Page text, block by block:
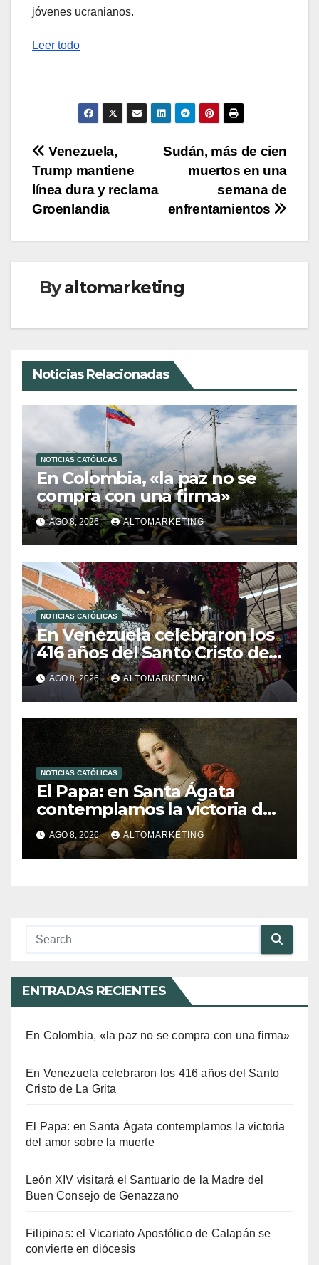
jóvenes ucranianos.
Leer todo
Navegación
de
entradas
Sudán, más de cien
muertos en una
semana de
enfrentamientos
Venezuela,
Trump mantiene
línea dura y reclama
Groenlandia
Byaltomarketing
Noticias Relacionadas
NOTICIAS CATÓLICAS
En Colombia, «la paz no se
compra con una firma»
AGO 8, 2026 ALTOMARKETING
NOTICIAS CATÓLICAS
En Venezuela celebraron los
416 años del Santo Cristo de
La Grita
AGO 8, 2026 ALTOMARKETING
NOTICIAS CATÓLICAS
El Papa: en Santa Ágata
contemplamos la victoria del
amor sobre la muerte
AGO 8, 2026 ALTOMARKETING
ENTRADAS RECIENTES
En Colombia, «la paz no se compra con una firma»
En Venezuela celebraron los 416 años del Santo
Cristo de La Grita
El Papa: en Santa Ágata contemplamos la victoria
del amor sobre la muerte
León XIV visitará el Santuario de la Madre del
Buen Consejo de Genazzano
Filipinas: el Vicariato Apostólico de Calapán se
convierte en diócesis